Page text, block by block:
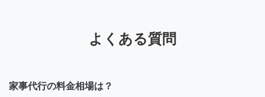
よくある質問
家事代行の料金相場は？